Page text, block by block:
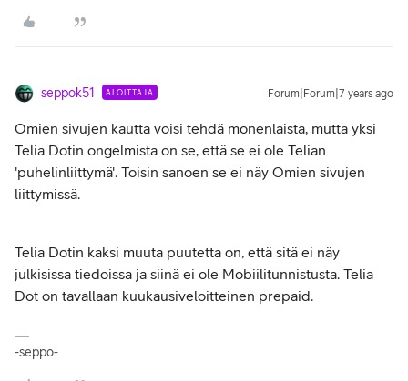
seppok51 ALOITTAJA Forum|Forum|7 years ago
Omien sivujen kautta voisi tehdä monenlaista, mutta yksi
Telia Dotin ongelmista on se, että se ei ole Telian
'puhelinliittymä'. Toisin sanoen se ei näy Omien sivujen
liittymissä.
Telia Dotin kaksi muuta puutetta on, että sitä ei näy
julkisissa tiedoissa ja siinä ei ole Mobiilitunnistusta. Telia
Dot on tavallaan kuukausiveloitteinen prepaid.
-seppo-